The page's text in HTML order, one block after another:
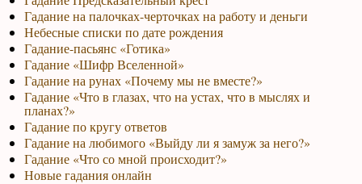
Гадание на палочках-черточках на работу и деньги
Небесные списки по дате рождения
Гадание-пасьянс «Готика»
Гадание «Шифр Вселенной»
Гадание на рунах «Почему мы не вместе?»
Гадание «Что в глазах, что на устах, что в мыслях и
планах?»
Гадание по кругу ответов
Гадание на любимого «Выйду ли я замуж за него?»
Гадание «Что со мной происходит?»
Новые гадания онлайн